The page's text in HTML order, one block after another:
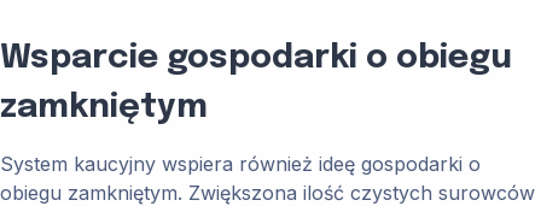
Wsparcie gospodarki o obiegu
zamkniętym
System kaucyjny wspiera również ideę gospodarki o
obiegu zamkniętym. Zwiększona ilość czystych surowców